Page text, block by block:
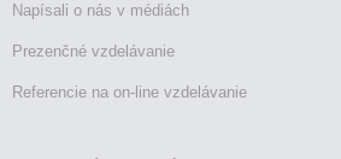
Napísali o nás v médiách
Prezenčné vzdelávanie
Referencie na on-line vzdelávanie